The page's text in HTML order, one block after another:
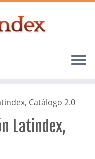
Catálogo 2.0
Latindex,